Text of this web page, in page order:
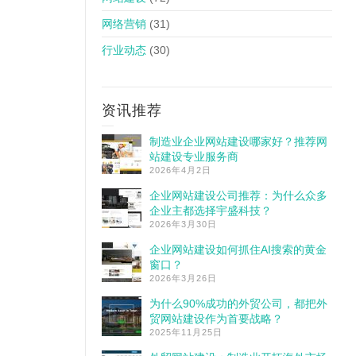
网络营销 (31)
行业动态 (30)
资讯推荐
制造业企业网站建设哪家好？推荐网
站建设专业服务商
2026年4月2日
企业网站建设公司推荐：为什么众多
企业主都选择宇盛科技？
2026年3月30日
企业网站建设如何抓住AI搜索的黄金
窗口？
2026年3月26日
为什么90%成功的外贸公司，都把外
贸网站建设作为首要战略？
2025年11月25日